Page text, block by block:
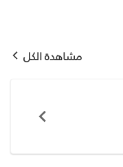
مشاهدة الكل